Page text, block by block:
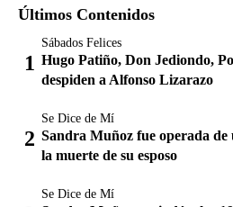
Últimos Contenidos
Sábados Felices
Hugo Patiño, Don Jediondo,
despiden a Alfonso Lizarazo
Se Dice de Mí
Sandra Muñoz fue operada
la muerte de su esposo
Se Dice de Mí